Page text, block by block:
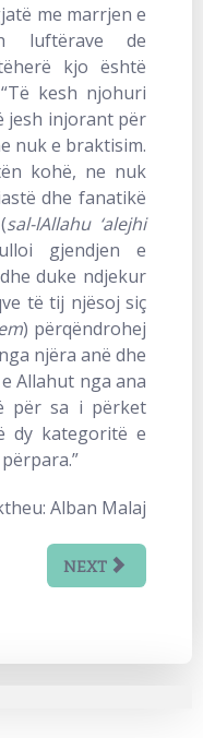
me marrjen e
luftërave de
kjo është
kesh njohuri
jesh injorant për
nuk e braktisim.
kohë, ne nuk
dhe fanatikë
sal-lAllahu ‘alejhi
gjendjen e
duke ndjekur
të tij njësoj siç
) përqëndrohej
njëra anë dhe
Allahut nga ana
për sa i përket
dy kategoritë e
Alban Malaj
NEXT